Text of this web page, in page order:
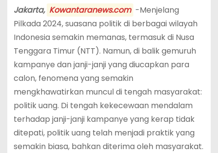
Jakarta, Kowantaranews.com -Menjelang
Pilkada 2024, suasana politik di berbagai wilayah
Indonesia semakin memanas, termasuk di Nusa
Tenggara Timur (NTT). Namun, di balik gemuruh
kampanye dan janji-janji yang diucapkan para
calon, fenomena yang semakin
mengkhawatirkan muncul di tengah masyarakat:
politik uang. Di tengah kekecewaan mendalam
terhadap janji-janji kampanye yang kerap tidak
ditepati, politik uang telah menjadi praktik yang
semakin biasa, bahkan diterima oleh masyarakat.